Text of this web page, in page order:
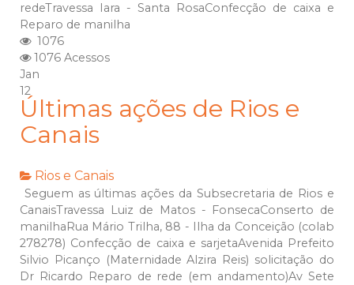
redeTravessa Iara - Santa RosaConfecção de caixa e
Reparo de manilha
1076
1076 Acessos
Jan
12
Últimas ações de Rios e
Canais
Rios e Canais
Seguem as últimas ações da Subsecretaria de Rios e
CanaisTravessa Luiz de Matos - FonsecaConserto de
manilhaRua Mário Trilha, 88 - Ilha da Conceição (colab
278278) Confecção de caixa e sarjetaAvenida Prefeito
Silvio Picanço (Maternidade Alzira Reis) solicitação do
Dr Ricardo Reparo de rede (em andamento)Av Sete